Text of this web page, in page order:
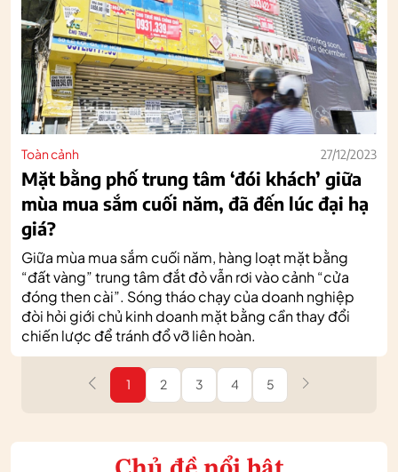
Toàn cảnh 27/12/2023
Mặt bằng phố trung tâm ‘đói khách’ giữa
mùa mua sắm cuối năm, đã đến lúc đại hạ
giá?
Giữa mùa mua sắm cuối năm, hàng loạt mặt bằng
“đất vàng” trung tâm đắt đỏ vẫn rơi vào cảnh “cửa
đóng then cài”. Sóng tháo chạy của doanh nghiệp
đòi hỏi giới chủ kinh doanh mặt bằng cần thay đổi
chiến lược để tránh đổ vỡ liên hoàn.
1 2 3 4 5